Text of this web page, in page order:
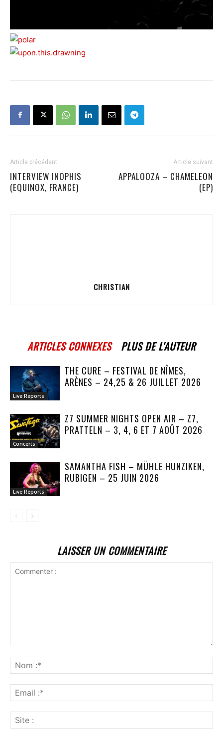
Article précédent
INTERVIEW INOPHIS
(EQUINOX, FRANCE)
Article suivant
APPALOOZA – CHAMELEON
(EP)
CHRISTIAN
ARTICLES CONNEXES PLUS DE L'AUTEUR
Live Reports
THE CURE – FESTIVAL DE NÎMES,
ARÈNES – 24,25 & 26 JUILLET 2026
Concerts
Z7 SUMMER NIGHTS OPEN AIR – Z7,
PRATTELN – 3, 4, 6 ET 7 AOÛT 2026
Live Reports
SAMANTHA FISH – MÜHLE HUNZIKEN,
RUBIGEN – 25 JUIN 2026
LAISSER UN COMMENTAIRE